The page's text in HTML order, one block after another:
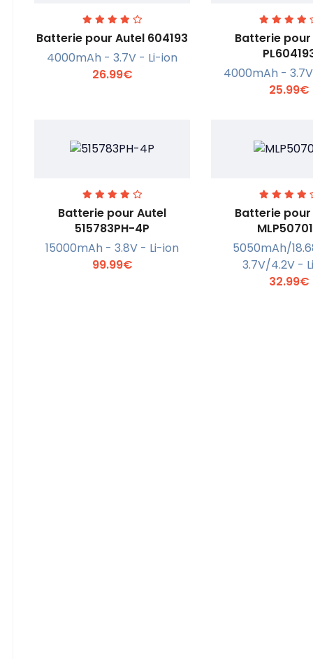
En savoir +
Batterie pour Autel 604193
4000mAh - 3.7V - Li-ion
26.99€
En
Batterie
4000mAh -
25.99€
En savoir +
Batterie pour Autel
515783PH-4P
15000mAh - 3.8V - Li-ion
99.99€
En
Batterie
5050mAh/
3.7V/4.2V -
32.99€